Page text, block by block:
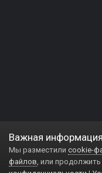
Важная информация
Мы разместили cookie-
файлов, или продолжить